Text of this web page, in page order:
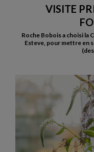
VISITE
Roche Bobois a choisi la
Esteve, pour mettre en